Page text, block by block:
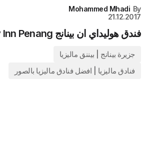
By
Mohammed Mhadi
21.12.2017
فندق هوليداي ان بينانج Holiday Inn Penang
جزيرة بينانج | بيننق ماليزيا
فنادق ماليزيا | افضل فنادق ماليزيا بالصور